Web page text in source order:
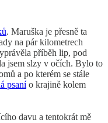
. Maruška je přesně ta
na pár kilometrech
příběh lip, pod
jsem slzy v očích. Bylo to
a po kterém se stále
psanío krajině kolem
davu a tentokrát mě